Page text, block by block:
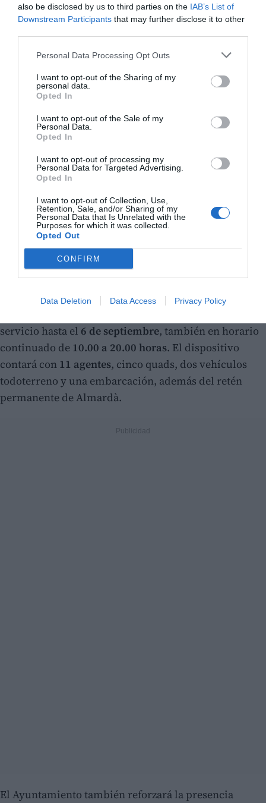
also be disclosed by us to third parties on the IAB’s List of
Downstream Participants that may further disclose it to other
Personal Data Processing Opt Outs
I want to opt-out of the Sharing of my
personal data.
Opted In
I want to opt-out of the Sale of my
Personal Data.
Opted In
I want to opt-out of processing my
Personal Data for Targeted Advertising.
Opted In
I want to opt-out of Collection, Use,
Retention, Sale, and/or Sharing of my
Personal Data that Is Unrelated with the
Purposes for which it was collected.
Opted Out
CONFIRM
Data Deletion Data Access Privacy Policy
La plantilla estará integrada por55 profesionales
entre coordinadores, patrones de embarcación y
socorristas, además deseis refuerzos durante julio y
. El operativo dispondrá decuatro
embarcaciones, cinco quads y dos ambulancias
medicalizadas, además de nueve torres de vigilancia
y cuatro postas distribuidas entre
servicio hasta el 6 de septiembre, también en horario
continuado de 10.00 a 20.00 horas. El dispositivo
contará con 11 agentes, cinco quads, dos vehículos
todoterreno y una embarcación, además del retén
permanente de Almardà.
El Ayuntamiento también reforzará la presencia